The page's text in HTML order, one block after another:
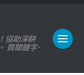
協助深耕
買關鍵字 ·